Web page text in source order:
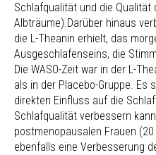
Schlafqualität und die Qualität
Albträume).Darüber hinaus
die L-Theanin erhielt, das
Ausgeschlafenseins, die
Die WASO-Zeit war in der L-
als in der Placebo-Gruppe. Es
direkten Einfluss auf die
Schlafqualität verbessern
postmenopausalen Frauen
ebenfalls eine Verbesserung